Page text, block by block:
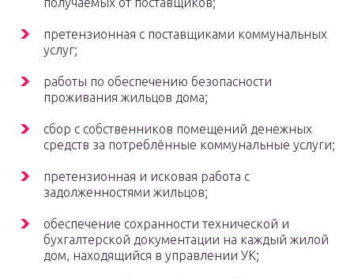
претензионная с поставщиками коммунальных
услуг;
работы по обеспечению безопасности
проживания жильцов дома;
сбор с собственников помещений денежных
средств за потреблённые коммунальные услуги;
претензионная и исковая работа с
задолженностями жильцов;
обеспечение сохранности технической и
бухгалтерской документации на каждый жилой
дом, находящийся в управлении УК;